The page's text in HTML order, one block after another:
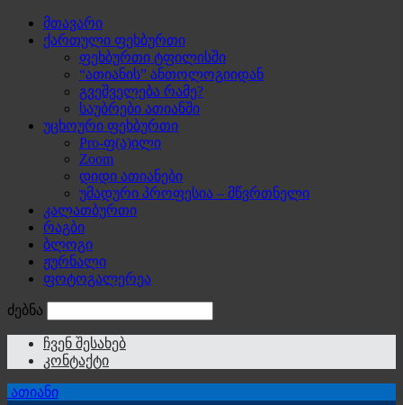
მთავარი
ქართული ფეხბურთი
ფეხბურთი ტფილისში
“ათიანის” ანთოლოგიიდან
გვეშველება რამე?
საუბრები ათიანში
უცხოური ფეხბურთი
Pro-ფ(ა)ილი
Zoom
დიდი ათიანები
უმადური პროფესია – მწვრთნელი
კალათბურთი
რაგბი
ბლოგი
ჟურნალი
ფოტოგალერეა
ძებნა
ჩვენ შესახებ
კონტაქტი
ათიანი